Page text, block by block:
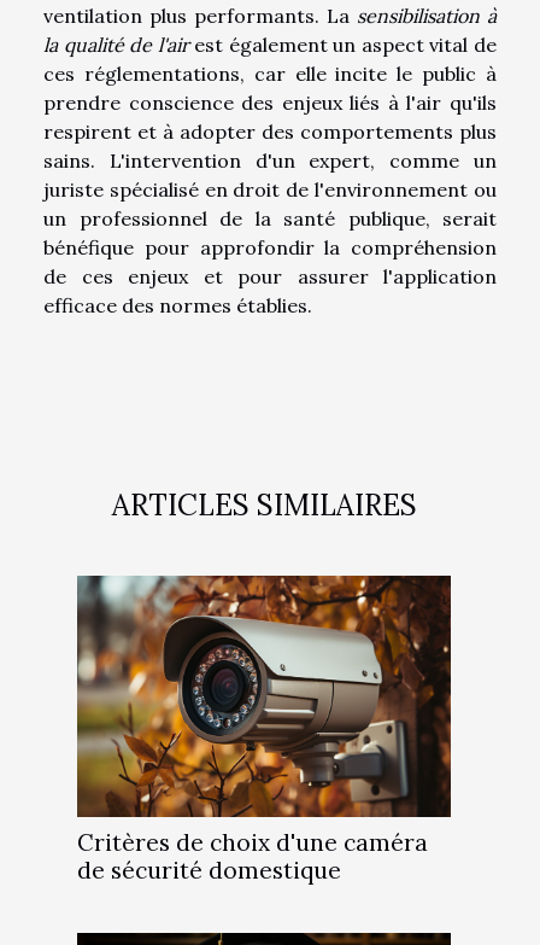
ventilation plus performants. La sensibilisation à
la qualité de l'airest également un aspect vital de
ces réglementations, car elle incite le public à
prendre conscience des enjeux liés à l'air qu'ils
respirent et à adopter des comportements plus
sains. L'intervention d'un expert, comme un
juriste spécialisé en droit de l'environnement ou
un professionnel de la santé publique, serait
bénéfique pour approfondir la compréhension
de ces enjeux et pour assurer l'application
efficace des normes établies.
ARTICLES SIMILAIRES
Critères de choix d'une caméra
de sécurité domestique